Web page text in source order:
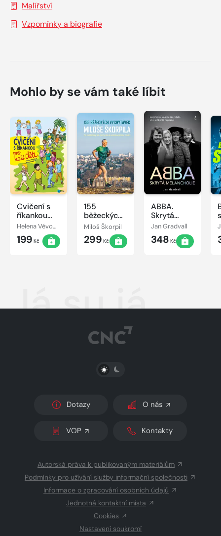
Malířství
Vzpomínky a biografie
Mohlo by se vám také líbit
Cvičení s
říkankou
pro malé
děti
Helena Vévodová
199 Kč
155
běžeckých
vychytávek
Miloše
Škorpila
Miloš Škorpil
299 Kč
ABBA.
Skrytá
melancholie
Jan Gradvall
348 Kč
Já su já
PŘEPNOUT SVĚTLÝ/TMAVÝ REŽIM
Dotazy O nás
VOP Kontakty
Autorská práva k publikovaným materiálům
Podmínky pro užívání služby informační společnosti
Informace o zpracování osobních údajů
Jednotná kontaktní místa
Cookies
Nastavení soukromí